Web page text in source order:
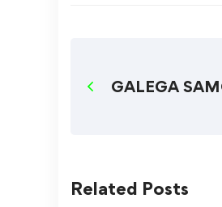
GALEGA
Related Posts